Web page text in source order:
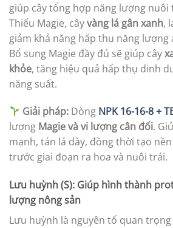
giúp cây tổng hợp năng lượng nuôi
Thiếu Magie, câyvàng lá gân xanh,
giảm khả năng hấp thu năng lượng
Bổ sung Magie đầy đủ sẽ giúp cây
khỏe, tăng hiệu quả hấp thụ dinh
năng suất.
Giải pháp: Dòng NPK 16-16-8 +
lượng Magie và vi lượng cân đối.
mạnh, tán lá dày, đồng thời tạo
trước giai đoạn ra hoa và nuôi trái.
Lưu huỳnh (S): Giúp hình thành
lượng nông sản
Lưu huỳnh là nguyên tố quan